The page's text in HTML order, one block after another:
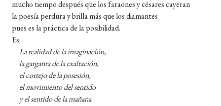
mucho tiempo después que los faraones y césares cayeran
la poesía perdura y brilla más que los diamantes
pues es la práctica de la posibilidad.
Es:
La realidad de la imaginación,
la garganta de la exaltación,
el cortejo de la posesión,
el movimiento del sentido
y el sentido de la mañana